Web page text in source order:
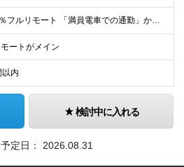
★100％フルリモート 「満員電車での通勤」から卒業できます！ ★転勤なし 【本社】 東京都新宿区神楽坂1-2 研究社英語センタービル3階 本社またはプロジェクト先にて勤務いただきます！ ※プロジ
ートがメイン
以内
検討中に入れる
定日： 2026.08.31